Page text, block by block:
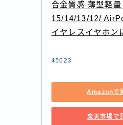
合金質感 薄型軽
15/14/13/12/
イヤレスイヤホン
45023
Amazonで
楽天市場で